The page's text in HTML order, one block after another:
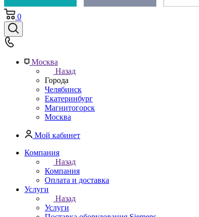
0
Москва
Назад
Города
Челябинск
Екатеринбург
Магнитогорск
Москва
Мой кабинет
Компания
Назад
Компания
Оплата и доставка
Услуги
Назад
Услуги